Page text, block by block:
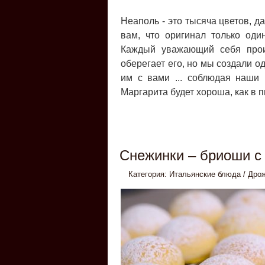
Неаполь - это тысяча цветов,
вам, что оригинал только
Каждый уважающий себя
оберегает его, но мы создали
им с вами ... соблюдая наши
Маргарита будет хороша, как в
Снежинки – бриоши с
Категория: Итальянские блюда/